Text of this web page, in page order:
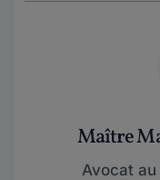
Maître
Avocat